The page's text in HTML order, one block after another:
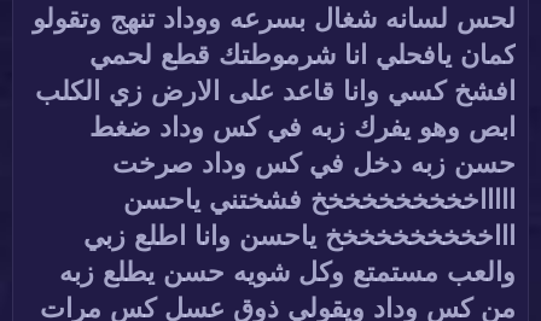
لحس لسانه شغال بسرعه ووداد تنهج وتقولو
كمان يافحلي انا شرموطتك قطع لحمي
افشخ كسي وانا قاعد على الارض زي الكلب
ابص وهو يفرك زبه في كس وداد ضغط
حسن زبه دخل في كس وداد صرخت
اااااخخخخخخخخخخ فشختني ياحسن
اااخخخخخخخخخخ ياحسن وانا اطلع زبي
والعب مستمتع وكل شويه حسن يطلع زبه
من كس وداد ويقولي ذوق عسل كس مرات